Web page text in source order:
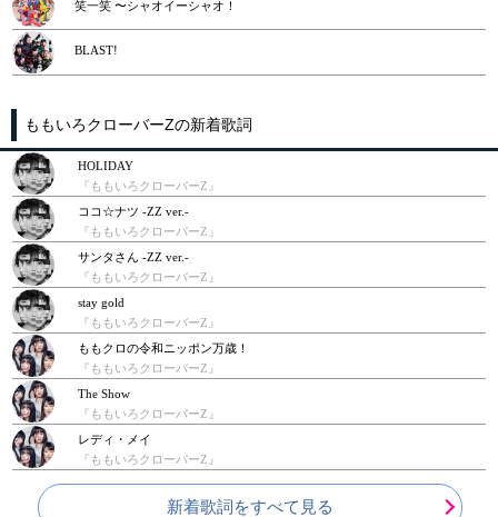
笑一笑 〜シャオイーシャオ！
BLAST!
ももいろクローバーZの新着歌詞
HOLIDAY
『ももいろクローバーZ』
ココ☆ナツ -ZZ ver.-
『ももいろクローバーZ』
サンタさん -ZZ ver.-
『ももいろクローバーZ』
stay gold
『ももいろクローバーZ』
ももクロの令和ニッポン万歳！
『ももいろクローバーZ』
The Show
『ももいろクローバーZ』
レディ・メイ
『ももいろクローバーZ』
新着歌詞をすべて見る